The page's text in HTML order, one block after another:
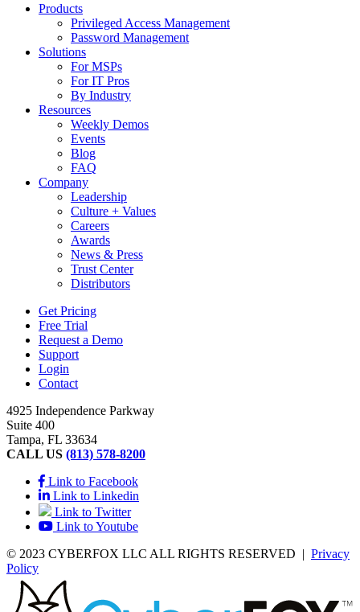
Products
Privileged Access Management
Password Management
Solutions
For MSPs
For IT Pros
By Industry
Resources
Weekly Demos
Events
Blog
FAQ
Company
Leadership
Culture + Values
Careers
Awards
News & Press
Trust Center
Distributors
Get Pricing
Free Trial
Request a Demo
Support
Login
Contact
4925 Independence Parkway
Suite 400
Tampa, FL 33634
CALL US (813) 578-8200
Link to Facebook
Link to Linkedin
Link to Twitter
Link to Youtube
© 2023 CYBERFOX LLC ALL RIGHTS RESERVED | Privacy
Policy